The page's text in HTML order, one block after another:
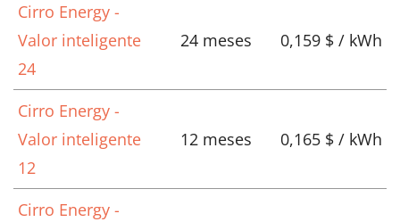
Cirro Energy -
Valor inteligente
24
24 meses 0,159 $ / kWh
Cirro Energy -
Valor inteligente
12
12 meses 0,165 $ / kWh
Cirro Energy -